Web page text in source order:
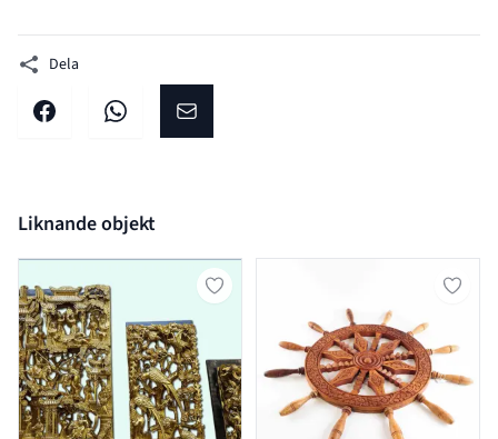
Dela
Dela på facebookDela på WhatsAppDela på E-post
Liknande objekt